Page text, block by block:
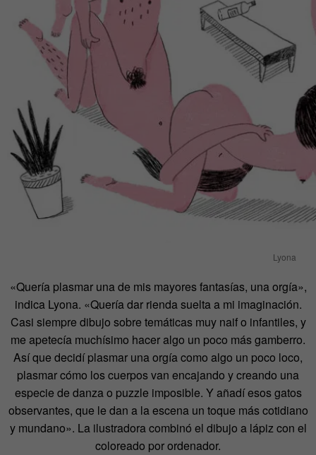
Lyona
«Quería plasmar una de mis mayores fantasías, una orgía»,
indica Lyona. «Quería dar rienda suelta a mi imaginación.
Casi siempre dibujo sobre temáticas muy naif o infantiles, y
me apetecía muchísimo hacer algo un poco más gamberro.
Así que decidí plasmar una orgía como algo un poco loco,
plasmar cómo los cuerpos van encajando y creando una
especie de danza o puzzle imposible. Y añadí esos gatos
observantes, que le dan a la escena un toque más cotidiano
y mundano». La ilustradora combinó el dibujo a lápiz con el
coloreado por ordenador.